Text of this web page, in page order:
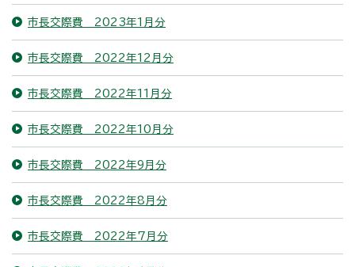
市長交際費 2023年1月分
市長交際費 2022年12月分
市長交際費 2022年11月分
市長交際費 2022年10月分
市長交際費 2022年9月分
市長交際費 2022年8月分
市長交際費 2022年7月分